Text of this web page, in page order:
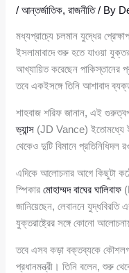
/আন্তর্জাতিক,রাজনীতি/ By
মধ্যপ্রাচ্যে চলমান যুদ্ধের
ইসলামাবাদে শুরু হতে যাওয়া
আখ্যায়িত করেছেন পাকিস্তানের
তবে একইসঙ্গে তিনি আশাবাদ
শাহবাজ শরিফ জানান, এই
ভ্যান্স (JD Vance) ইতোমধ্যে
থেকেও দুটি বিমানে প্রতিনিধিদল
এদিকে আলোচনার আগে কিছুটা
স্পিকারমোহাম্মদ বাঘের ঘালিবাফ
জানিয়েছেন, লেবাননে
যুক্তরাষ্ট্রের সঙ্গে কোনো
তবে এসব কড়া বক্তব্যকে
প্রধানমন্ত্রী। তিনি বলেন, শুরু